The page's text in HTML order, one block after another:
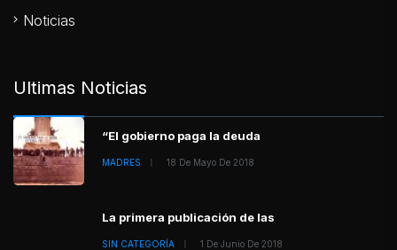
Noticias
Ultimas Noticias
“El gobierno paga la deuda
MADRES 18 De Mayo De 2018
La primera publicación de las
SIN CATEGORÍA 1 De Junio De 2018